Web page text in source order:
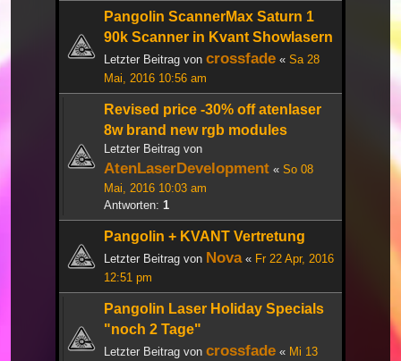
Pangolin ScannerMax Saturn 1
90k Scanner in Kvant Showlasern
Letzter Beitrag von crossfade « Sa 28
Mai, 2016 10:56 am
Revised price -30% off atenlaser
8w brand new rgb modules
Letzter Beitrag von
AtenLaserDevelopment « So 08
Mai, 2016 10:03 am
Antworten: 1
Pangolin + KVANT Vertretung
Letzter Beitrag von Nova« Fr 22 Apr, 2016
12:51 pm
Pangolin Laser Holiday Specials
"noch 2 Tage"
Letzter Beitrag von crossfade « Mi 13